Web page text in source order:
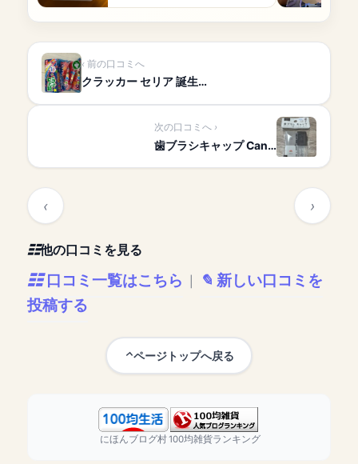
前の口コミへ
クラッカー セリア 誕生…
次の口コミへ
歯ブラシキャップ Can…
他の口コミを見る
口コミ一覧はこちら
新しい口コミを
投稿する
ページトップへ戻る
にほんブログ村100均雑貨ランキング